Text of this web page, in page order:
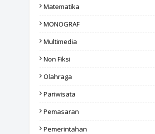
Matematika
MONOGRAF
Multimedia
Non Fiksi
Olahraga
Pariwisata
Pemasaran
Pemerintahan